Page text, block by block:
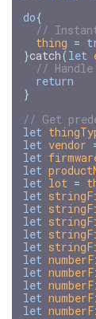
do{
//
thing =
}catch(let
//
return
}
// Get
let
let vendor
let
let
let lot =
let
let
let
let
let
let
let
let
let
let